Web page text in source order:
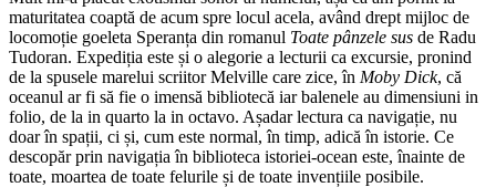
maturitatea coaptă de acum spre locul acela, având drept mijloc de
locomoție goeleta Speranța din romanul Toate pânzele sus de Radu
Tudoran. Expediția este și o alegorie a lecturii ca excursie, pronind
de la spusele marelui scriitor Melville care zice, în Moby Dick, că
oceanul ar fi să fie o imensă bibliotecă iar balenele au dimensiuni in
folio, de la in quarto la in octavo. Așadar lectura ca navigație, nu
doar în spații, ci și, cum este normal, în timp, adică în istorie. Ce
descopăr prin navigația în biblioteca istoriei-ocean este, înainte de
toate, moartea de toate felurile și de toate invențiile posibile.